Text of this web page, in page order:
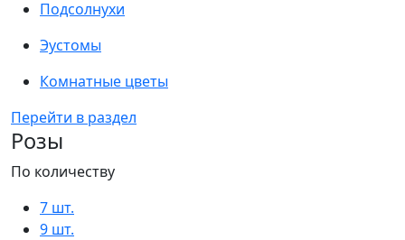
Подсолнухи
Эустомы
Комнатные цветы
Перейти в раздел
Розы
По количеству
7 шт.
9 шт.